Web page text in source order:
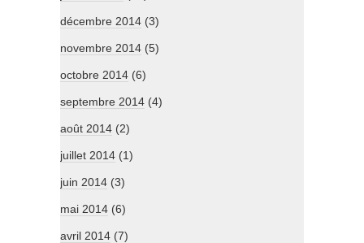
décembre 2014 (3)
novembre 2014 (5)
octobre 2014 (6)
septembre 2014 (4)
août 2014 (2)
juillet 2014 (1)
juin 2014 (3)
mai 2014 (6)
avril 2014 (7)